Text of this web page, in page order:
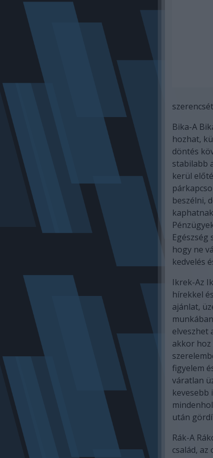
Bika-A
hozhat,
döntés
stabilabb
kerül
beszélni,
hogy ne
kedvelés
Ikrek-Az
hírekkel
ajánlat,
elveszhet
akkor hoz
figyelem
váratlan
kevesebb
után
Rák-A
család,